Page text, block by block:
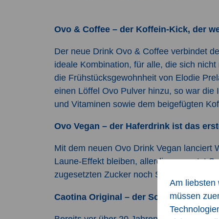
Ovo & Coffee – der Koffein-Kick, der
Der neue Drink Ovo & Coffee verbindet
ideale Kombination, für alle, die sich
die Frühstücksgewohnheit von Elodie
einen Löffel Ovo Pulver hinzu, so war
und Vitaminen sowie dem beigefügten
Ovo Vegan – der Haferdrink ist das
Mit dem neuen Ovo Drink Vegan lanciert
Laune-Effekt bleiben, allerdings ersetzt
zugesetzten Zucker noch Süssstoffe.
Caotina Original – der Schokoladige;
Am liebsten
müssen